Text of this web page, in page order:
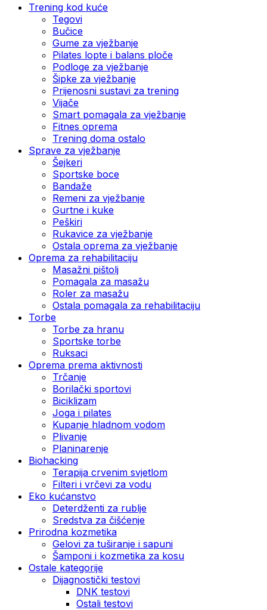
Trening kod kuće
Tegovi
Bučice
Gume za vježbanje
Pilates lopte i balans ploče
Podloge za vježbanje
Šipke za vježbanje
Prijenosni sustavi za trening
Vijače
Smart pomagala za vježbanje
Fitnes oprema
Trening doma ostalo
Sprave za vježbanje
Šejkeri
Sportske boce
Bandaže
Remeni za vježbanje
Gurtne i kuke
Peškiri
Rukavice za vježbanje
Ostala oprema za vježbanje
Oprema za rehabilitaciju
Masažni pištolj
Pomagala za masažu
Roler za masažu
Ostala pomagala za rehabilitaciju
Torbe
Torbe za hranu
Sportske torbe
Ruksaci
Oprema prema aktivnosti
Trčanje
Borilački sportovi
Biciklizam
Joga i pilates
Kupanje hladnom vodom
Plivanje
Planinarenje
Biohacking
Terapija crvenim svjetlom
Filteri i vrčevi za vodu
Eko kućanstvo
Deterdženti za rublje
Sredstva za čišćenje
Prirodna kozmetika
Gelovi za tuširanje i sapuni
Šamponi i kozmetika za kosu
Ostale kategorije
Dijagnostički testovi
DNK testovi
Ostali testovi